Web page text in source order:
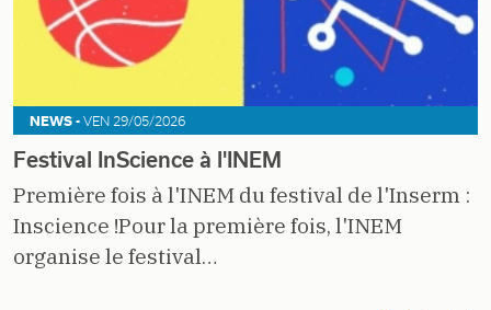
NEWS - VEN 29/05/2026
Festival InScience à l'INEM
Première fois à l'INEM du festival de l'Inserm :
Inscience !Pour la première fois, l'INEM
organise le festival…